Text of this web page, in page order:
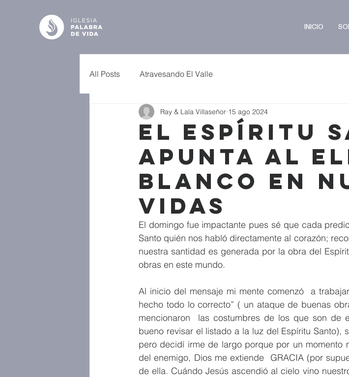
INICIO
All Posts Atravesando El Valle
El Espíritu
Apunta Al
Blanco En
Vidas
Ray & Lala Villaseñor 15 ago 2024
El domingo fue impactante pues sé que cada
Santo quién nos habló directamente al corazón;
nuestra santidad es generada por la obra del
obras en este mundo.
Al inicio del mensaje mi mente comenzó  a
hecho todo lo correcto” ( un ataque de buenas
mencionaron  las costumbres de los que son de
bueno revisar el listado a la luz del Espíritu Santo),
pero decidí irme de largo porque por un momento
del enemigo, Dios me extiende  GRACIA (por
de ella. Cuándo Jesús ascendió al cielo vino